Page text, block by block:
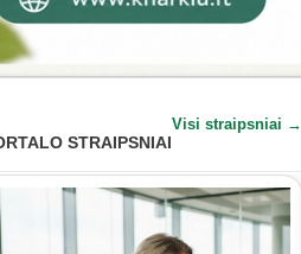
STRAIPSNIAI
Visi straipsniai →